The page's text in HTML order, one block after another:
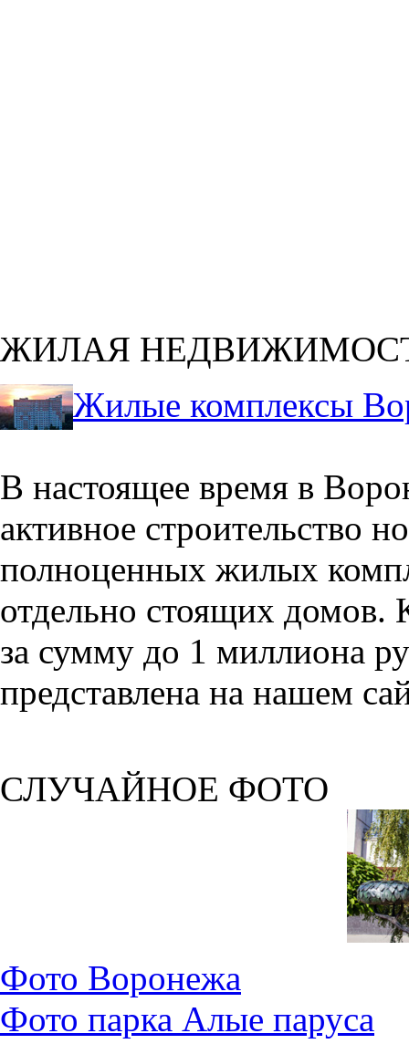
ЖИЛАЯ
Жилые комплексы
В настоящее время в
активное строительство
полноценных жилых
отдельно стоящих домов.
за сумму до 1 миллиона
представлена на нашем
СЛУЧАЙНОЕ ФОТО
Фото Воронежа
Фото парка Алые паруса